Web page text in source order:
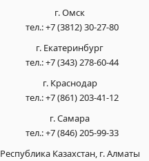
г. Омск
тел.:+7 (3812) 30-27-80
г. Екатеринбург
тел.:+7 (343) 278-60-44
г. Краснодар
тел.:+7 (861) 203-41-12
г. Самара
тел.:+7 (846) 205-99-33
Республика Казахстан, г. Алматы